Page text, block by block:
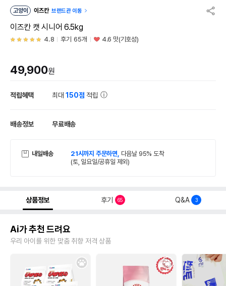
고양이 이즈칸 브랜드관 이동
이즈칸 캣 시니어 6.5kg
4.8 후기 65개 4.6 맛(기호성)
49,900원
적립혜택 최대150점 적립
배송정보 무료배송
내일배송 21시까지 주문하면, 다음날 95% 도착
(토, 일요일/공휴일 제외)
상품정보 후기 65 Q&A 3
Ai가 추천 드려요
우리 아이를 위한 맞춤 취향 저격 상품